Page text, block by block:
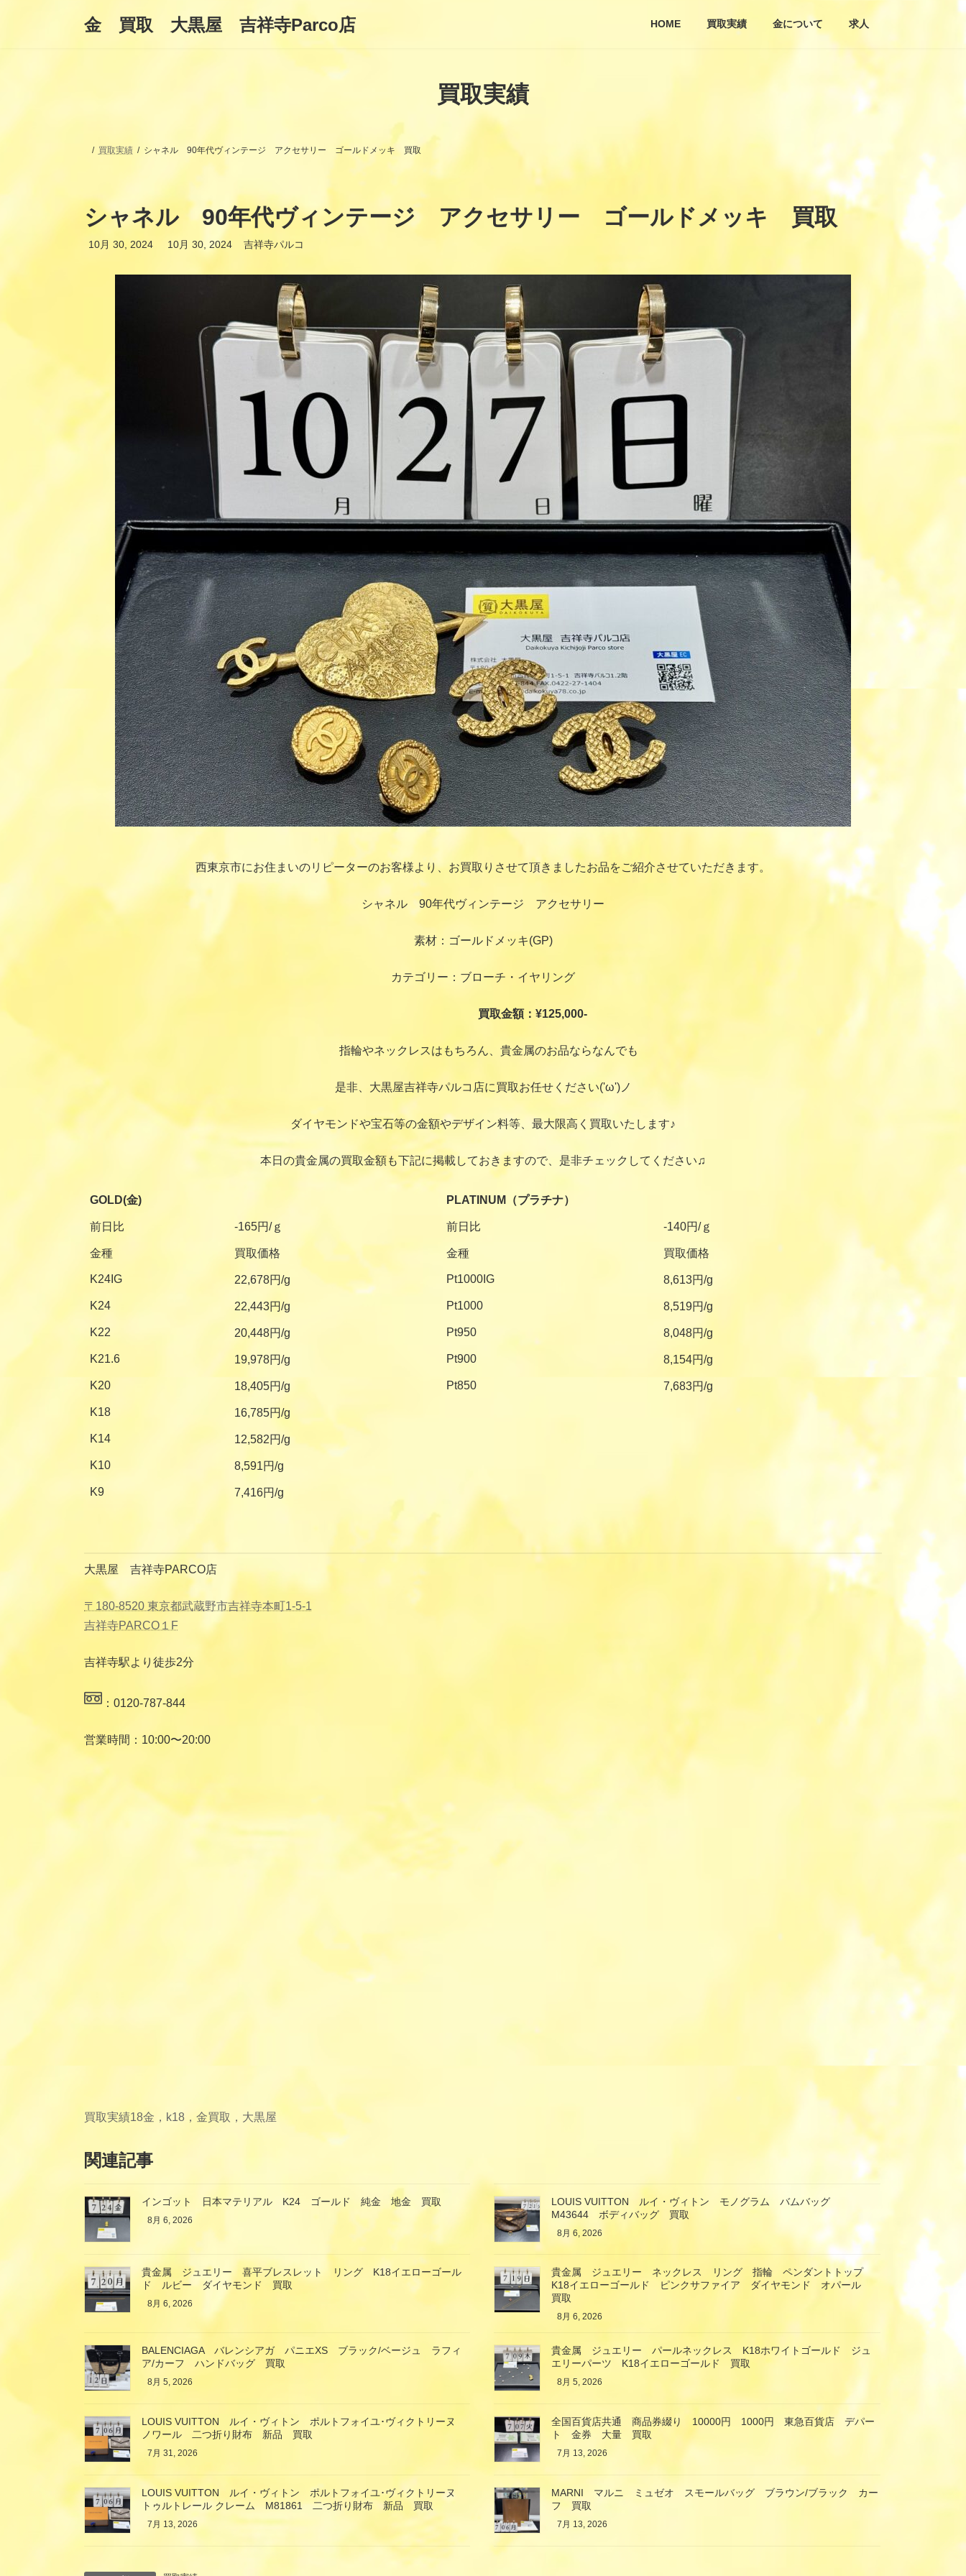
金 買取 大黒屋 吉祥寺Parco店 HOME 買取実績 金について 求人
買取実績
買取実績 シャネル 90年代ヴィンテージ アクセサリー ゴールドメッキ 買取
シャネル 90年代ヴィンテージ アクセサリー ゴールドメッキ 買取
10月 30, 2024
最
10月 30, 2024 吉祥寺パルコ
西東京市にお住まいのリピーターのお客様より、お買取りさせて頂きましたお品をご紹介させていただきます。
シャネル 90年代ヴィンテージ アクセサリー
素材：ゴールドメッキ(GP)
カテゴリー：ブローチ・イヤリング
買取金額：¥125,000-
指輪やネックレスはもちろん、貴金属のお品ならなんでも
是非、大黒屋吉祥寺パルコ店に買取お任せください('ω')ノ
ダイヤモンドや宝石等の金額やデザイン料等、最大限高く買取いたします♪
本日の貴金属の買取金額も下記に掲載しておきますので、是非チェックしてください♫
GOLD(金) PLATINUM（プラチナ）
前日比 -165円/ｇ 前日比 -140円/ｇ
金種 買取価格 金種 買取価格
K24IG 22,678円/g Pt1000IG 8,613円/g
K24 22,443円/g Pt1000 8,519円/g
K22 20,448円/g Pt950 8,048円/g
K21.6 19,978円/g Pt900 8,154円/g
K20 18,405円/g Pt850 7,683円/g
K18 16,785円/g
K14 12,582円/g
K10 8,591円/g
K9 7,416円/g
大黒屋 吉祥寺PARCO店
〒180-8520 東京都武蔵野市吉祥寺本町1-5-1
吉祥寺PARCO１F
吉祥寺駅より徒歩2分
：0120-787-844
営業時間：10:00〜20:00
買取実績18金，k18，金買取，大黒屋
関連記事
インゴット 日本マテリアル K24 ゴールド 純金 地金 買取
8月 6, 2026
LOUIS VUITTON ルイ・ヴィトン モノグラム バムバッグ
M43644 ボディバッグ 買取
8月 6, 2026
貴金属 ジュエリー 喜平ブレスレット リング K18イエローゴール
ド ルビー ダイヤモンド 買取
8月 6, 2026
貴金属 ジュエリー ネックレス リング 指輪 ペンダントトップ
K18イエローゴールド ピンクサファイア ダイヤモンド オパール
買取
8月 6, 2026
BALENCIAGA バレンシアガ パニエXS ブラック/ベージュ ラフィ
ア/カーフ ハンドバッグ 買取
8月 5, 2026
貴金属 ジュエリー パールネックレス K18ホワイトゴールド ジュ
エリーパーツ K18イエローゴールド 買取
8月 5, 2026
LOUIS VUITTON ルイ・ヴィトン ポルトフォイユ･ヴィクトリーヌ
ノワール 二つ折り財布 新品 買取
7月 31, 2026
全国百貨店共通 商品券綴り 10000円 1000円 東急百貨店 デパー
ト 金券 大量 買取
7月 13, 2026
LOUIS VUITTON ルイ・ヴィトン ポルトフォイユ･ヴィクトリーヌ
トゥルトレール クレーム M81861 二つ折り財布 新品 買取
7月 13, 2026
MARNI マルニ ミュゼオ スモールバッグ ブラウン/ブラック カー
フ 買取
7月 13, 2026